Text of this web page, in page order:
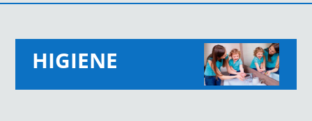
HIGIENE